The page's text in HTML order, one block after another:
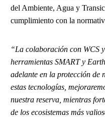
del Ambiente, Agua y
cumplimiento con la
“La colaboración con WCS
herramientas SMART y
adelante en la protección
estas tecnologías,
nuestra reserva, mientras
de los ecosistemas más